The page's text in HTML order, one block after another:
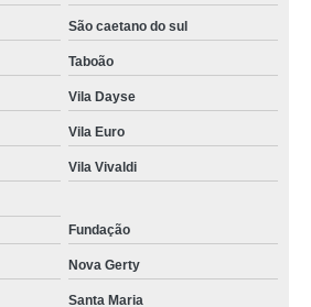
São caetano do sul
Taboão
Vila Dayse
Vila Euro
Vila Vivaldi
Fundação
Nova Gerty
Santa Maria